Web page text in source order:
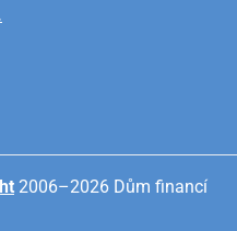
2006–2026 Dům financí